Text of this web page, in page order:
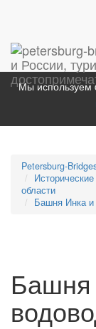
Мы используем
Petersburg-
области
Башня Инка и
Башня